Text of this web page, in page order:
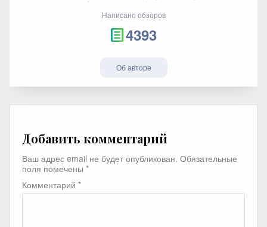
Написано обзоров
4393
Об авторе
Добавить комментарий
Ваш адрес email не будет опубликован. Обязательные
поля помечены *
Комментарий *